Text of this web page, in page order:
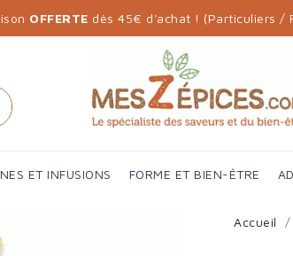
OFFERTE dès 45€ d'achat ! (Particuliers /
ET INFUSIONS FORME ET BIEN-ÊTRE
Accueil